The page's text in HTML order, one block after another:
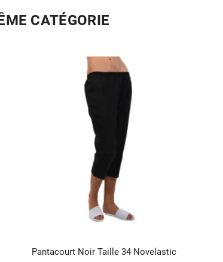
CATÉGORIE
Pantacourt Noir Taille 34 Novelastic